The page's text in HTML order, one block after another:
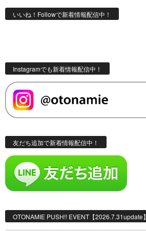
いいね！Followで新着情報配信中！
Instagramでも新着情報配信中！
友だち追加で新着情報配信中！
OTONAMIE PUSH!! EVENT【2026.7.31update】